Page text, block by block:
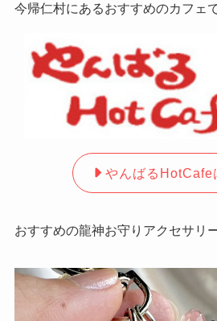
今帰仁村にあるおすすめのカフェ
やんばるHotCafe
おすすめの龍神お守りアクセサリ